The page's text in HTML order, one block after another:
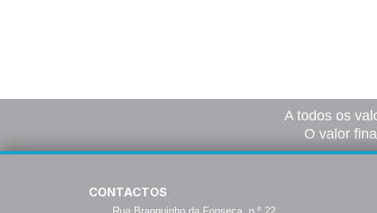
A todos os
O valor
CONTACTOS